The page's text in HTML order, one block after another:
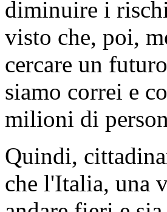
diminuire i
visto che, poi,
cercare un
siamo correi e
milioni di
Quindi,
che l'Italia, una